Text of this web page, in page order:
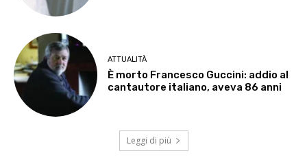
ATTUALITÀ
È morto Francesco Guccini: addio al
cantautore italiano, aveva 86 anni
Leggi di più